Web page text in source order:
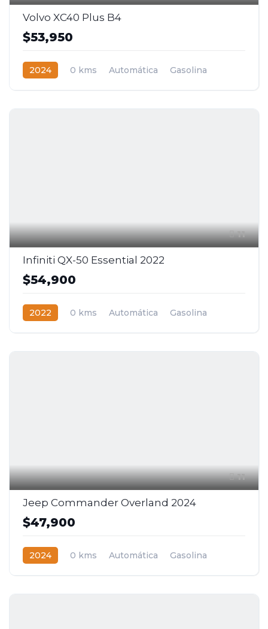
Volvo XC40 Plus B4
$53,950
2024 0 kms Automática Gasolina
11
Infiniti QX-50 Essential 2022
$54,900
2022 0 kms Automática
Gasolina
11
Jeep Commander Overland 2024
$47,900
2024 0 kms Automática
Gasolina